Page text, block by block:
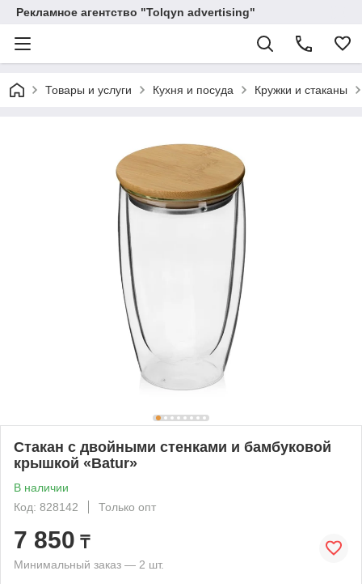
Рекламное агентство "Tolqyn advertising"
Товары и услуги Кухня и посуда Кружки и стаканы
Стакан с двойными стенками и бамбуковой
крышкой «Batur»
В наличии
Код: 828142
Только опт
7 850 ₸
Минимальный заказ — 2 шт.